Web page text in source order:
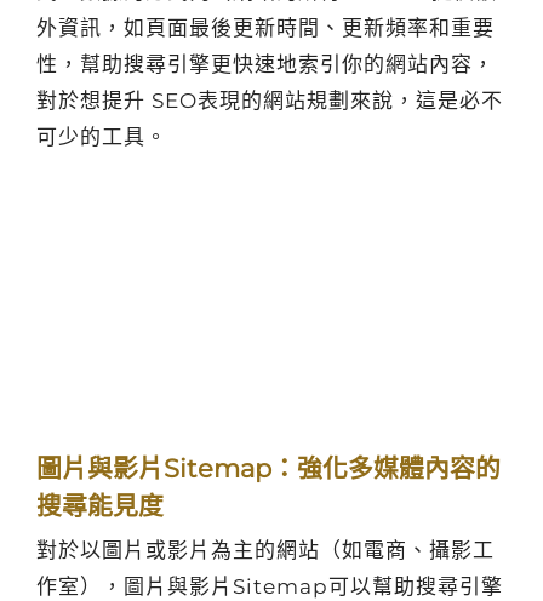
外資訊，如頁面最後更新時間、更新頻率和重要
性，幫助搜尋引擎更快速地索引你的網站內容，
對於想提升 SEO表現的網站規劃來說，這是必不
可少的工具。
圖片與影片Sitemap：強化多媒體內容的
搜尋能見度
對於以圖片或影片為主的網站（如電商、攝影工
作室），圖片與影片Sitemap可以幫助搜尋引擎